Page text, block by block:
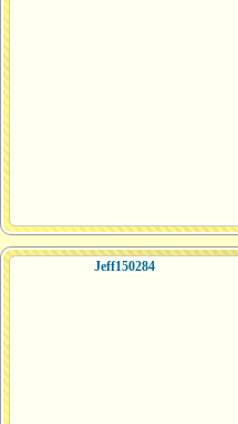
Jeff150284